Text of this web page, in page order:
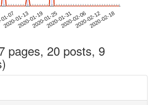
07
2020-01-132020-01-192020-01-252020-01-312020-02-062020-02-122020-02-18
pages, 20 posts, 9